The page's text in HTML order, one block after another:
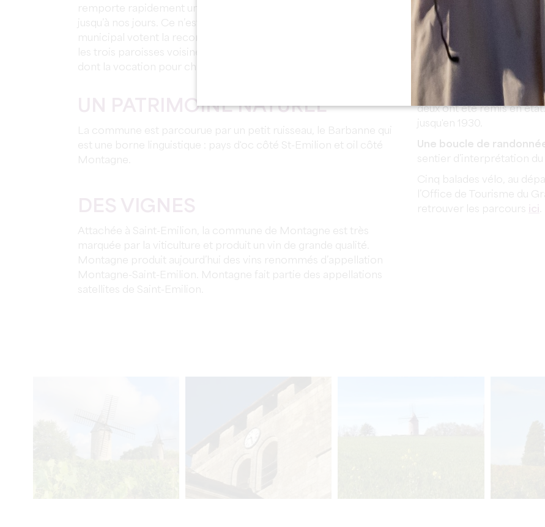
remporte rapidement un grand succès qui ne s’est pas démenti
jusqu’à nos jours. Ce n’est qu’en 1973 que le maire et son conseil
municipal votent la reconstitution de la commune en rassemblant
les trois paroisses voisines : Montagne, Saint-Georges et Parsac,
dont la vocation pour chacune d’elles reste viticole.
UN PATRIMOINE NATUREL
La commune est parcourue par un petit ruisseau, le Barbanne qui
est une borne linguistique : pays d'oc côté St-Emilion et oil côté
Montagne.
Attachée à Saint-Emilion, la commune de Montagne est très
marquée par la viticulture et produit un vin de grande qualité.
Montagne produit aujourd’hui des vins renommés d’appellation
Montagne-Saint-Emilion. Montagne fait partie des appellations
satellites de Saint-Emilion.
tours auraient été pensés
Souterrains refuges
du
découverts par Monsieur
taillerie de meules à
remonterait au
Xle siècle
Reste de moulins
à vent
deux ont été remis en
jusqu'en 1930.
Une boucle de
sentier d’interprétation
Cinq balades vélo, au
l’Office de Tourisme du
retrouver les parcours